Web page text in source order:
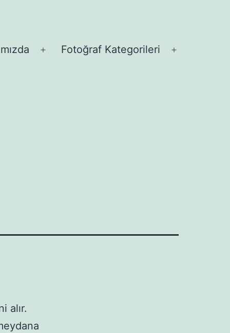
Menüyü
Fotoğraf Kategorileri
alır.